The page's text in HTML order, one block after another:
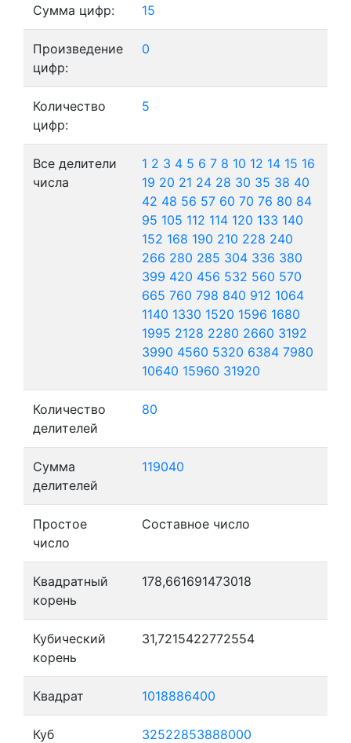
Сумма цифр: 15
Произведение
цифр:
0
Количество
цифр:
5
Все делители
числа
1 2 3 4 5 6 7 8 10 12 14 15 16
19 20 21 24 28 30 35 38 40
42 48 56 57 60 70 76 80 84
95 105 112 114 120 133 140
152 168 190 210 228 240
266 280 285 304 336 380
399 420 456 532 560 570
665 760 798 840 912 1064
1140 1330 1520 1596 1680
1995 2128 2280 2660 3192
3990 4560 5320 6384 7980
10640 15960 31920
Количество
делителей
80
Сумма
делителей
119040
Простое
число
Составное число
Квадратный
корень
178,661691473018
Кубический
корень
31,7215422772554
Квадрат 1018886400
Куб 32522853888000